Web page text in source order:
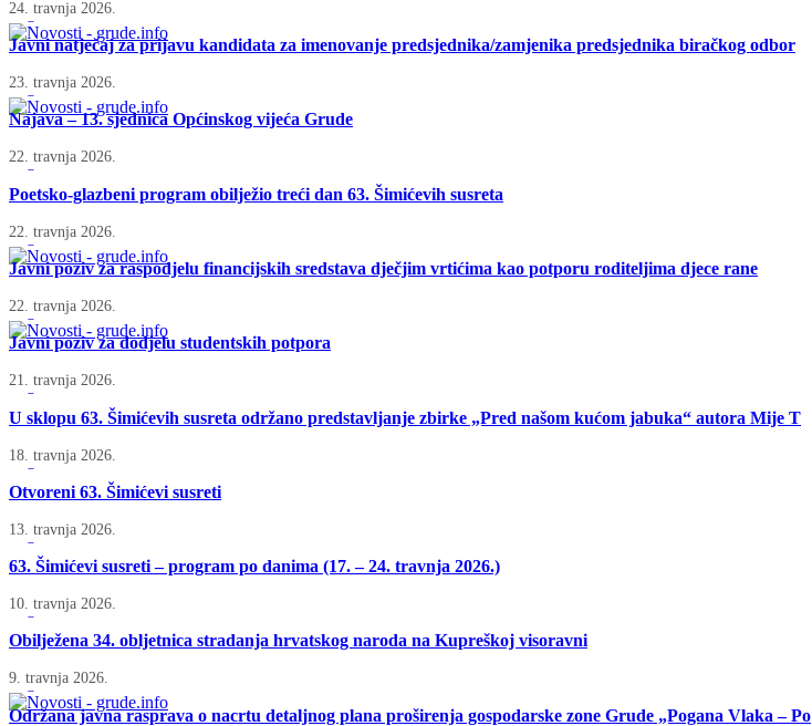
24. travnja 2026.
Javni natječaj za prijavu kandidata za imenovanje predsjednika/zamjenika predsjednika biračkog odbor
23. travnja 2026.
Najava – 13. sjednica Općinskog vijeća Grude
22. travnja 2026.
Poetsko-glazbeni program obilježio treći dan 63. Šimićevih susreta
22. travnja 2026.
Javni poziv za raspodjelu financijskih sredstava dječjim vrtićima kao potporu roditeljima djece rane
22. travnja 2026.
Javni poziv za dodjelu studentskih potpora
21. travnja 2026.
U sklopu 63. Šimićevih susreta održano predstavljanje zbirke „Pred našom kućom jabuka“ autora Mije T
18. travnja 2026.
Otvoreni 63. Šimićevi susreti
13. travnja 2026.
63. Šimićevi susreti – program po danima (17. – 24. travnja 2026.)
10. travnja 2026.
Obilježena 34. obljetnica stradanja hrvatskog naroda na Kupreškoj visoravni
9. travnja 2026.
Održana javna rasprava o nacrtu detaljnog plana proširenja gospodarske zone Grude „Pogana Vlaka – Po